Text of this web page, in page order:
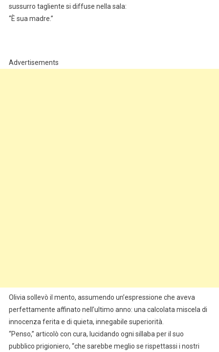
sussurro tagliente si diffuse nella sala:
“È sua madre.”
Advertisements
Olivia sollevò il mento, assumendo un’espressione che aveva
perfettamente affinato nell’ultimo anno: una calcolata miscela di
innocenza ferita e di quieta, innegabile superiorità.
“Penso,” articolò con cura, lucidando ogni sillaba per il suo
pubblico prigioniero, “che sarebbe meglio se rispettassi i nostri